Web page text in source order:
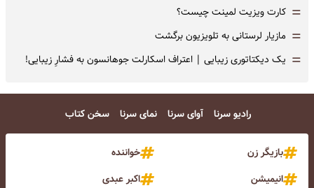
= کارت ویزیت لمینت چیست؟
= مازیار لرستانی به تلویزیون برگشت
= یک دیکتاتوری زیبایی | اعتراف اسکارلت جوهانسون به فشارِ زیبایی!
رادیو سرنا آوای سرنا نمای سرنا سخن کتاب
بازیگر زن
خواننده
انیمیشن
اکبر عبدی